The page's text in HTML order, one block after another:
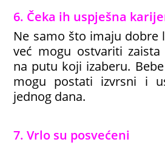
6. Čeka ih uspješna
Ne samo što imaju dobre
već mogu ostvariti
na putu koji izaberu.
mogu postati izvrsni i
jednog dana.
7. Vrlo su posvećeni